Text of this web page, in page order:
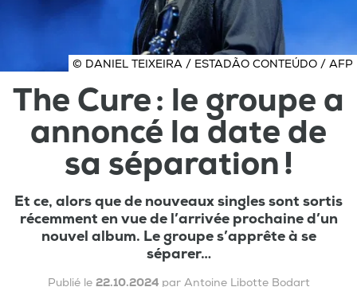
© DANIEL TEIXEIRA / ESTADÃO CONTEÚDO / AFP
The Cure : le groupe a
annoncé la date de
sa séparation !
Et ce, alors que de nouveaux singles sont sortis
récemment en vue de l’arrivée prochaine d’un
nouvel album. Le groupe s’apprête à se
séparer…
Publié le 22.10.2024 par Antoine Libotte Bodart